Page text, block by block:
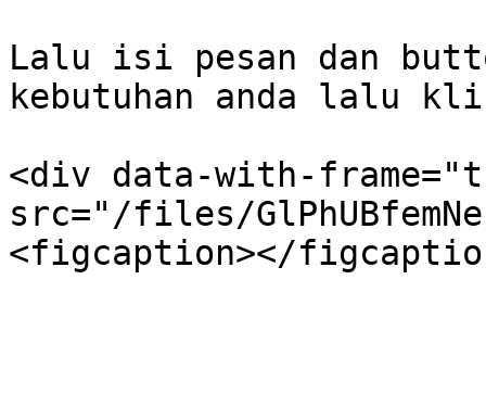
Lalu isi pesan dan
kebutuhan anda lalu
<div data-with-
src="/files/